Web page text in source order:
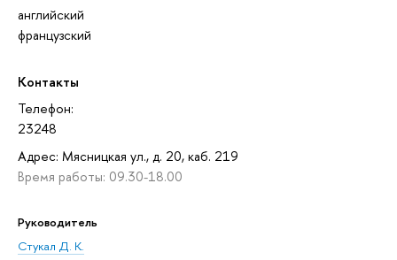
английский
французский
Контакты
Телефон:
23248
Адрес: Мясницкая ул., д. 20, каб. 219
Время работы: 09.30-18.00
Руководитель
Стукал Д. К.